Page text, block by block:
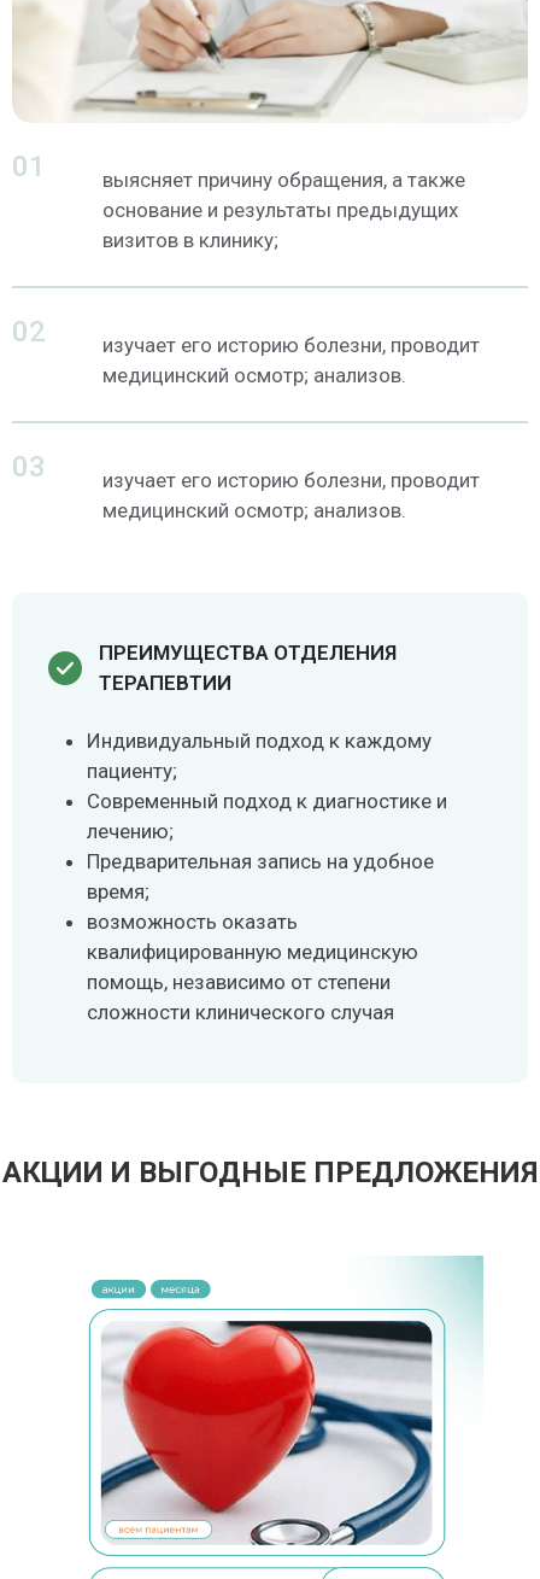
выясняет причину обращения, а также
основание и результаты предыдущих
визитов в клинику;
изучает его историю болезни, проводит
медицинский осмотр; анализов.
изучает его историю болезни, проводит
медицинский осмотр; анализов.
ПРЕИМУЩЕСТВА ОТДЕЛЕНИЯ
ТЕРАПЕВТИИ
Индивидуальный подход к каждому
пациенту;
Современный подход к диагностике и
лечению;
Предварительная запись на удобное
время;
возможность оказать
квалифицированную медицинскую
помощь, независимо от степени
сложности клинического случая
АКЦИИ И ВЫГОДНЫЕ ПРЕДЛОЖЕНИЯ